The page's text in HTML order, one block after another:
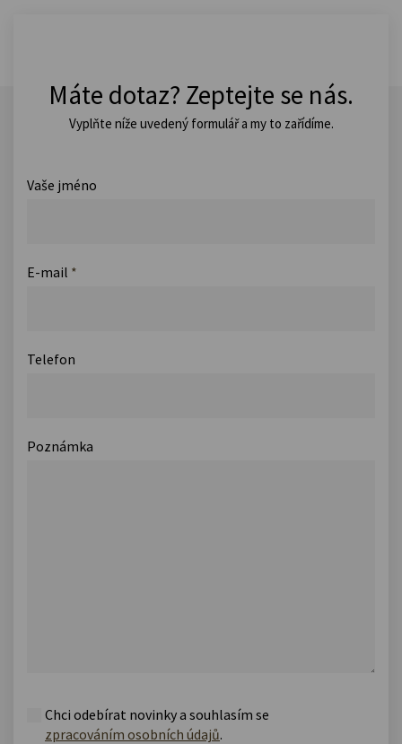
Máte dotaz? Zeptejte se nás.
Vyplňte níže uvedený formulář a my to zařídíme.
Vaše jméno
E-mail *
Telefon
Poznámka
Chci odebírat novinky a souhlasím se
zpracováním osobních údajů.